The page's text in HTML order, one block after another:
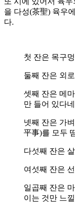
을 다성(茶聖) 육우
다.
첫 잔은 목구
둘째 잔은 외
셋째 잔은 메
만 들어 있다네
넷째 잔은 가
平事)를 모두
다섯째 잔은
여섯째 잔은
일곱째 잔은
이는 것만 느